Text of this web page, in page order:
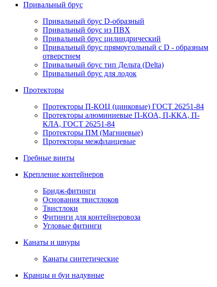
Привальный брус
Привальный брус D-образный
Привальный брус из ПВХ
Привальный брус цилиндрический
Привальный брус прямоугольный с D - образным
отверстием
Привальный брус тип Дельта (Delta)
Привальный брус для лодок
Протекторы
Протекторы П-КОЦ (цинковые) ГОСТ 26251-84
Протекторы алюминиевые П-КОА, П-ККА, П-
КЛА, ГОСТ 26251-84
Протекторы ПМ (Магниевые)
Протекторы межфланцевые
Гребные винты
Крепление контейнеров
Бридж-фитинги
Основания твистлоков
Твистлоки
Фитинги для контейнеровоза
Угловые фитинги
Канаты и шнуры
Канаты синтетические
Кранцы и буи надувные